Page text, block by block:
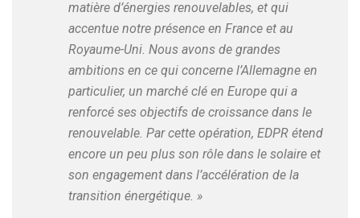
matière d’énergies renouvelables, et qui
accentue notre présence en France et au
Royaume-Uni. Nous avons de grandes
ambitions en ce qui concerne l’Allemagne en
particulier, un marché clé en Europe qui a
renforcé ses objectifs de croissance dans le
renouvelable. Par cette opération, EDPR étend
encore un peu plus son rôle dans le solaire et
son engagement dans l’accélération de la
transition énergétique. »